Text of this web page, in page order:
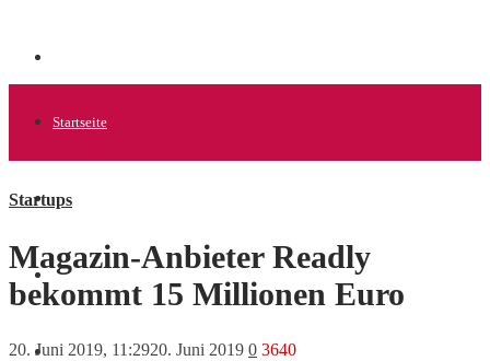
Startseite
Allgemein
Startups
News
Startups
Magazin-Anbieter Readly
bekommt 15 Millionen Euro
20. Juni 2019, 11:2920. Juni 2019 0 3640